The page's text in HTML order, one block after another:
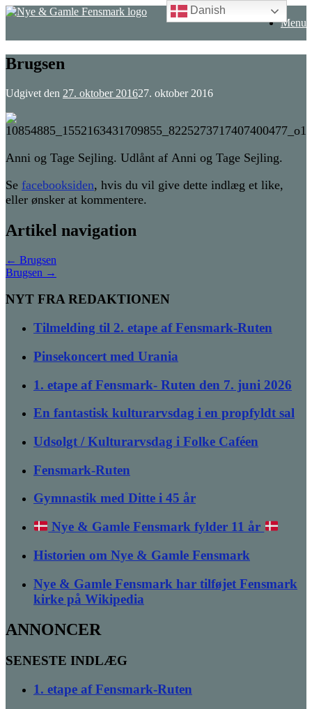
Gå
Menu
Brugsen
Udgivet den 27. oktober 201627. oktober 2016
Anni og Tage Sejling. Udlånt af Anni og Tage Sejling.
Se facebooksiden, hvis du vil give dette indlæg et like,
eller ønsker at kommentere.
Artikel navigation
← Brugsen
Brugsen →
NYT FRA REDAKTIONEN
Tilmelding til 2. etape af Fensmark-Ruten
Pinsekoncert med Urania
1. etape af Fensmark- Ruten den 7. juni 2026
En fantastisk kulturarvsdag i en propfyldt sal
Udsolgt / Kulturarvsdag i Folke Caféen
Fensmark-Ruten
Gymnastik med Ditte i 45 år
Nye & Gamle Fensmark fylder 11 år
Historien om Nye & Gamle Fensmark
Nye & Gamle Fensmark har tilføjet Fensmark
kirke på Wikipedia
ANNONCER
SENESTE INDLÆG
1. etape af Fensmark-Ruten
Danish